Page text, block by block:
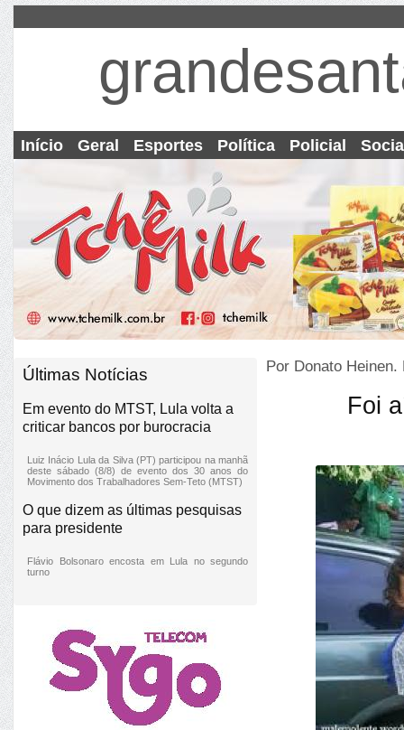
Início Geral Esportes Política Policial
Últimas Notícias
Em evento do MTST, Lula volta a
criticar bancos por burocracia
Luiz Inácio Lula da Silva (PT) participou na manhã
deste sábado (8/8) de evento dos 30 anos do
Movimento dos Trabalhadores Sem-Teto (MTST)
O que dizem as últimas pesquisas
para presidente
Flávio Bolsonaro encosta em Lula no segundo
turno
Por Donato Heinen.
Foi